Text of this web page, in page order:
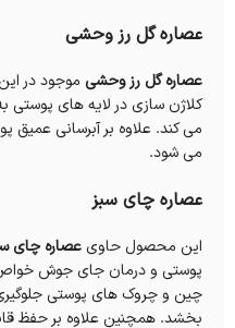
عصاره گل رز وحشی
عصاره گل رز وحشی موجود در
کلاژن سازی در لایه های
می کند. علاوه بر آبرسانی
می شود.
عصاره چای سبز
این محصول حاویعصاره چای
پوستی و درمان جای جوش خواص
چین و چروک های پوستی
بخشد. همچنین علاوه بر حفظ